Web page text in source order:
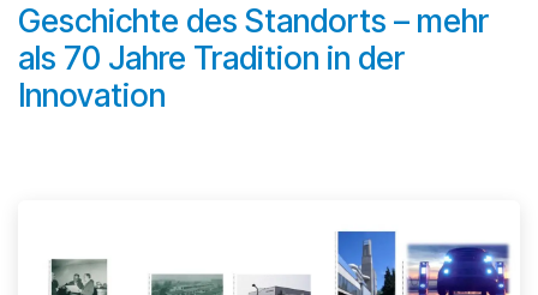
Geschichte des Standorts – mehr
als 70 Jahre Tradition in der
Innovation